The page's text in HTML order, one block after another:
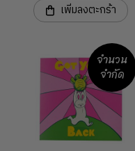
เพิ่มลงตะกร้า
จำนวน
จำกัด